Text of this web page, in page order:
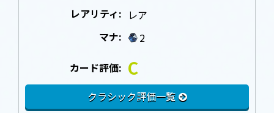
レアリティ: レア
マナ:
2
カード評価: C
クラシック評価一覧